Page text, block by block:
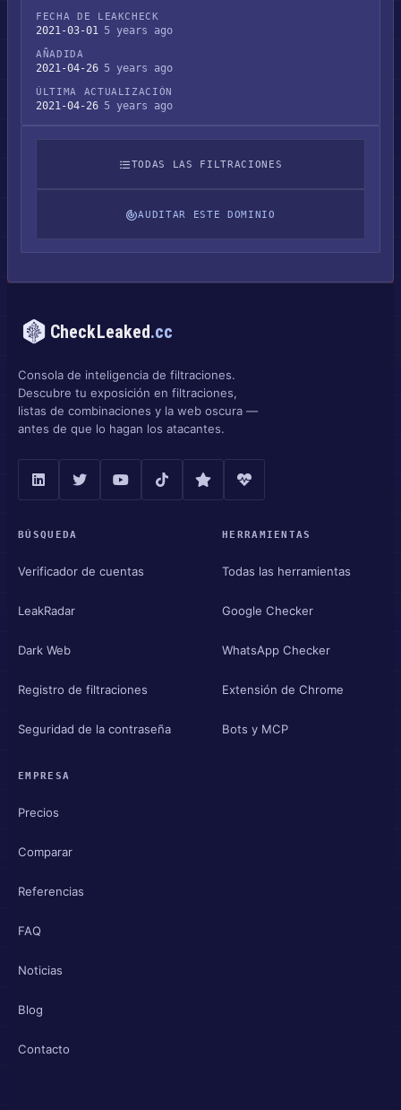
FECHA DE LEAKCHECK
2021-03-01 5 years ago
AÑADIDA
2021-04-26 5 years ago
ÚLTIMA ACTUALIZACIÓN
2021-04-26 5 years ago
TODAS LAS FILTRACIONES
AUDITAR ESTE DOMINIO
CheckLeaked.cc
Consola de inteligencia de filtraciones.
Descubre tu exposición en filtraciones,
listas de combinaciones y la web oscura —
antes de que lo hagan los atacantes.
BÚSQUEDA
Verificador de cuentas
LeakRadar
Dark Web
Registro de filtraciones
Seguridad de la contraseña
HERRAMIENTAS
Todas las herramientas
Google Checker
WhatsApp Checker
Extensión de Chrome
Bots y MCP
EMPRESA
Precios
Comparar
Referencias
FAQ
Noticias
Blog
Contacto